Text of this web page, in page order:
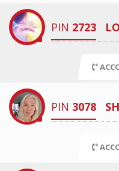
PIN 2723
PIN 3078